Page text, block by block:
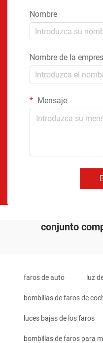
Nombre
Nombre de la
Mensaje
conjunto
faros de auto luz
bombillas de faros de
luces bajas de los faros
bombillas de faros para